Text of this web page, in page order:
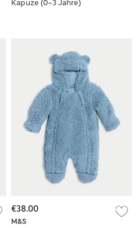
Kapuze (0–3 Jahre)
M&S
€38.00